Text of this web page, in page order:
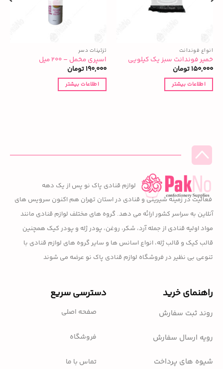
انواع فوندانت
خمیر فوندانت سبز یک کیلویی
150,000تومان
اطلاعات بیشتر
تزئینات دسر
اسپری مخمل – ۲۰۰ میل
190,000تومان
اطلاعات بیشتر
لوازم قنادی پاک نو پس از یک دهه
فعالیت در زمینه شیرینی و قنادی در استان تهران هم اکنون سرویس های
آنلاین به سراسر کشور ارائه می دهد. گروه های مختلف لوازم قنادی مانند
مواد اولیه قنادی از جمله آرد، شکر، روغن، پودر ژله و پودر کیک همچنین
قالب کیک و قالب ژله، انواع اسانس ها و سایر گروه های لوازم قنادی با
تنوعی بی نظیر در فروشگاه لوازم قنادی پاک نو عرضه می شوند
راهنمای خرید
روند ثبت سفارش
رویه ارسال سفارش
شیوه های پرداخت
دسترسی سریع
صفحه اصلی
فروشگاه
تماس با ما